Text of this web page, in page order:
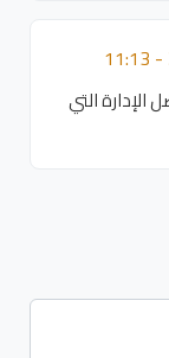
الإدارة التي